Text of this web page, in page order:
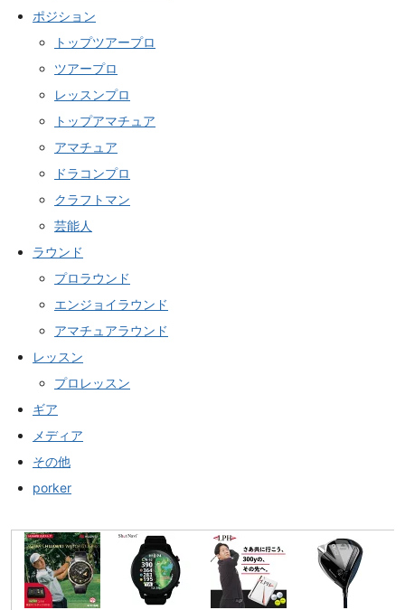
ポジション
トップツアープロ
ツアープロ
レッスンプロ
トップアマチュア
アマチュア
ドラコンプロ
クラフトマン
芸能人
ラウンド
プロラウンド
エンジョイラウンド
アマチュアラウンド
レッスン
プロレッスン
ギア
メディア
その他
porker